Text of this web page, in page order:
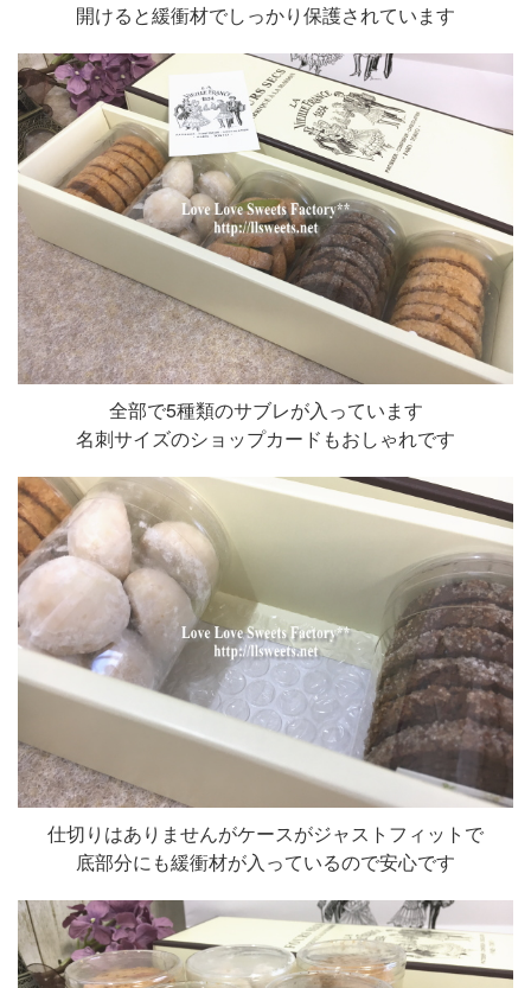
開けると緩衝材でしっかり保護されています
全部で5種類のサブレが入っています
名刺サイズのショップカードもおしゃれです
仕切りはありませんがケースがジャストフィットで
底部分にも緩衝材が入っているので安心です